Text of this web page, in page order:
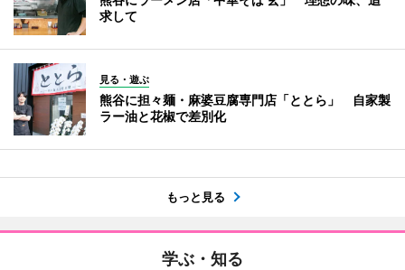
求して
見る・遊ぶ
熊谷に担々麺・麻婆豆腐専門店「ととら」 自家製
ラー油と花椒で差別化
もっと見る
学ぶ・知る